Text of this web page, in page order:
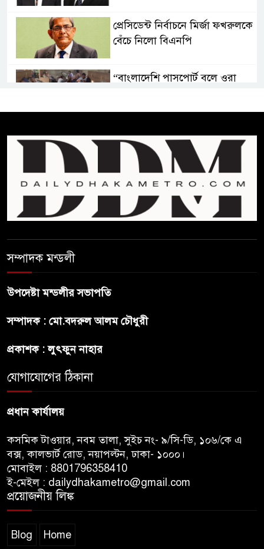
প্রেসিডেন্ট নির্বাচনে মির্জা ফখরুলকে
বেঁচে নিলো বিএনপি
“বাংলাদেশি পাসপোর্ট বলে ওরা
প্রার্থী অলি আহমদ
বাঁশখালির ১০০ দুঃস্থ পরিবারের
হাতে ঘরের ছাবি তুলে দিলেন
প্রধানমন্ত্রী
হুমকি-ধামকির দায় এড়াতে পারে না
ভারত : লেবার পার্টির চেয়ারম্যান
সম্পাদক মন্ডলী
উপদেষ্টা মন্ডলীর সভাপতি
সম্পাদক : মো.বদরুল আলম চৌধুরী
প্রকাশক : লুৎফুন নাহার
যোগাযোগের ঠিকানা
প্রধান কার্যালয়
কসমিক টাওয়ার, নবম তালা, সুইচ নং- ৯/সি-ডি, ১০৬/কে এ
বক্স, কালভার্ট রোড, নয়াপল্টন, ঢাকা- ১০০০।
মোবাইল : 8801796358410
ই-মেইল : dailydhakametro@gmail.com
প্রয়োজনীয় লিঙ্ক
Blog Home